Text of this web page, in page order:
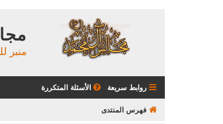
منبر
روابط سريعة الأسئلة المتكررة
فهرس المنتدى